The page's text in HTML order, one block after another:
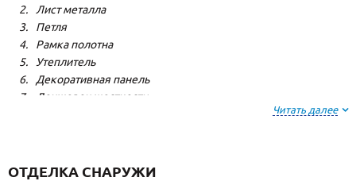
Лист металла
Петля
Рамка полотна
Утеплитель
Декоративная панель
Лонжерон жесткости
Читать далее
ОТДЕЛКА СНАРУЖИ